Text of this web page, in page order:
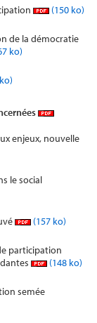
(150 ko)
de la démocratie
ko)
enjeux, nouvelle
le social
(157 ko)
participation
(148 ko)
semée